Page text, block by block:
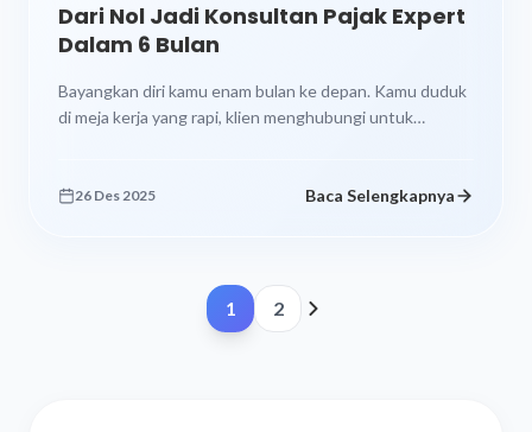
Dari Nol Jadi Konsultan Pajak Expert
Dalam 6 Bulan
Bayangkan diri kamu enam bulan ke depan. Kamu duduk
di meja kerja yang rapi, klien menghubungi untuk
26 Des 2025 Baca Selengkapnya
1 2